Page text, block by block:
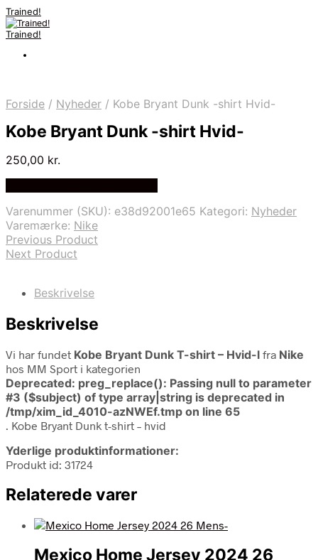
Trained!
Trained!
Forside / Nyheder / Kobe Bryant Dunk -shirt Hvid-
Kobe Bryant Dunk -shirt Hvid-
250,00 kr.
Varenummer (SKU): e38d92001e65 Kategori: Nyheder
Varemærke: Nike
Previous Product
Next Product
Beskrivelse
Beskrivelse
Vi har fundet Kobe Bryant Dunk T-shirt – Hvid-l fra Nike
hos MM Sport i kategorien
Deprecated: preg_replace(): Passing null to parameter
#3 ($subject) of type array|string is deprecated in
/tmp/xim_id_4010-azNWEf.tmp on line 65
. Kobe Bryant Dunk t-shirt – hvid
Yderlige produktinformationer:
Produkt id: 31724
Relaterede varer
Mexico Home Jersey 2024 26